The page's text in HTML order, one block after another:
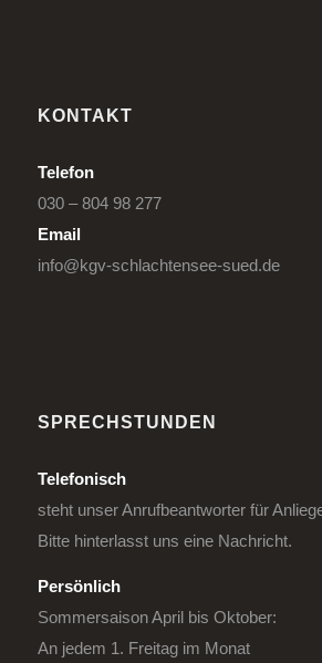
KONTAKT
Telefon
030 – 804 98 277
Email
info@kgv-schlachtensee-sued.de
SPRECHSTUNDEN
Telefonisch
steht unser Anrufbeantworter für
Bitte hinterlasst uns eine Nachricht.
Persönlich
Sommersaison April bis Oktober:
An jedem 1. Freitag im Monat